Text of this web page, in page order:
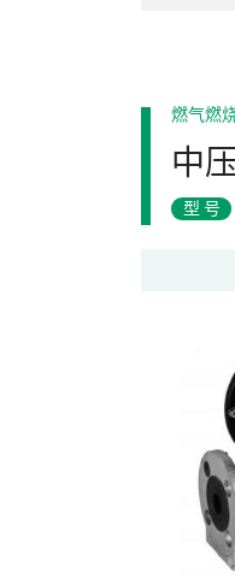
燃气燃
中
型号